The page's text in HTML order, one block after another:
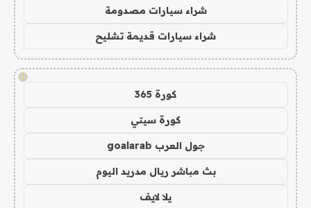
شراء سيارات مصدومة
شراء سيارات قديمة تشليح
!
كورة 365
كورة سيتي
جول العرب goalarab
بث مباشر ريال مدريد اليوم
يلا لايف